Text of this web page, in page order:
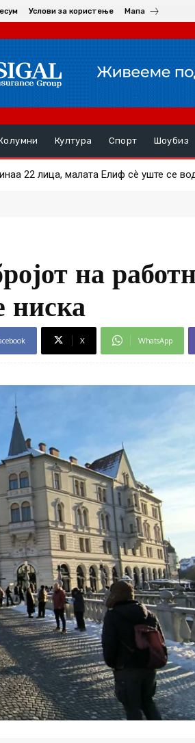
Услови за користење Мапа
Култура Спорт Шоубиз
кон Бугарија
на
ниска
X WhatsApp